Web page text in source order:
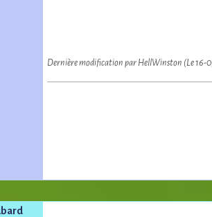
Dernière modification par HellWinston (Le 16-